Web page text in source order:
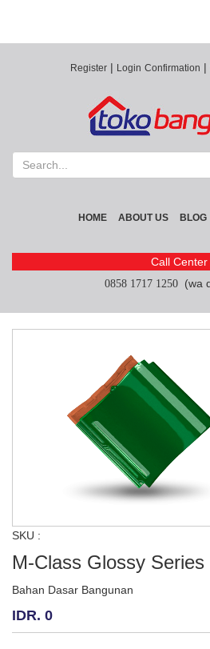
Register | Login Confirmation |
HOME ABOUT US BLOG
Call Center
0858 1717 1250 (wa
SKU :
M-Class Glossy Series
Bahan Dasar Bangunan
IDR. 0